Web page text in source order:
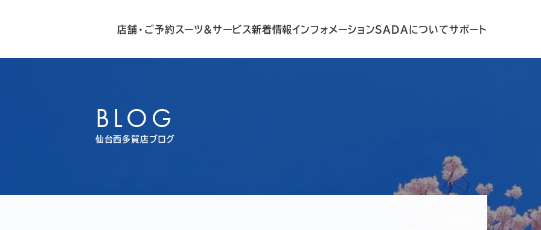
店舗・ご予約 スーツ&サービス新着情報インフォメーションSADAについてサポート
BLOG
仙台西多賀店ブログ